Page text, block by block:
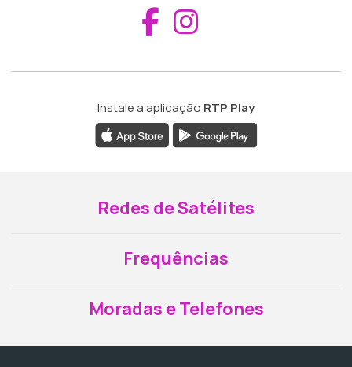
Aceder ao
Instale a aplicação RTP Play
Redes de Satélites
Frequências
Moradas e Telefones